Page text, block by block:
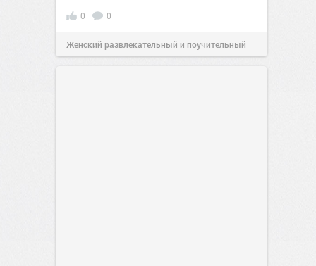
0 0
Женский развлекательный и поучительный